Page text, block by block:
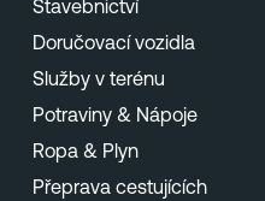
Stavebnictví
Doručovací vozidla
Služby v terénu
Potraviny & Nápoje
Ropa & Plyn
Přeprava cestujících